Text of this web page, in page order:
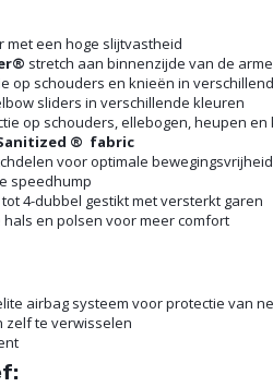
een hoge slijtvastheid
stretch aan binnenzijde van de
op schouders en knieën in
sliders in verschillende kleuren
op schouders, ellebogen, heupen en
® fabric
voor optimale bewegingsvrijheid
speedhump
4-dubbel gestikt met versterkt garen
en polsen voor meer comfort
airbag systeem voor protectie van
zelf te verwisselen